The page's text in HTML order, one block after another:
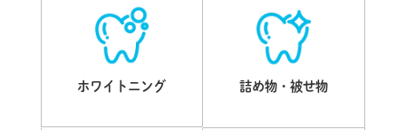
ホワイトニング 詰め物・被せ物